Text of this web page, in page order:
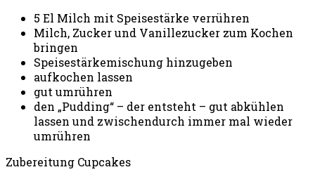
5 El Milch mit Speisestärke verrühren
Milch, Zucker und Vanillezucker zum Kochen
bringen
Speisestärkemischung hinzugeben
aufkochen lassen
gut umrühren
den „Pudding“ – der entsteht – gut abkühlen
lassen und zwischendurch immer mal wieder
umrühren
Zubereitung Cupcakes